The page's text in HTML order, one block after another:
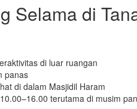
Selama di
di luar ruangan
panas
di dalam Masjidil Haram
terutama di musim